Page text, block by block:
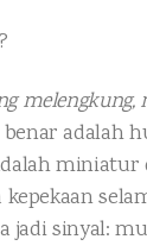
adalah
sinyal: